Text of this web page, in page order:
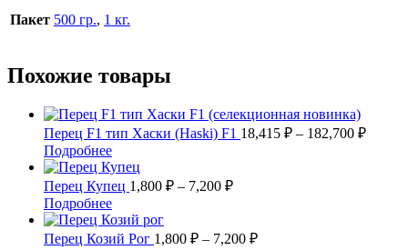
Пакет 500 гр., 1 кг.
Похожие товары
Перец F1 тип Хаски (Haski) F1 18,415 ₽ – 182,700 ₽
ПодробнееЭтот
товар
имеет
несколько
вариаций.
Опции
Перец Купец 1,800 ₽ – 7,200 ₽Диапазон
–
ПодробнееЭтот
товар
имеет
Перец Козий Рог 1,800 ₽ – 7,200 ₽Диапазон